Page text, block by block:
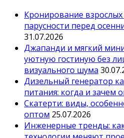
Кронирование
парусности перед
31.07.2026
Джапанди и мягкий
уютную гостиную без
визуального шума
Дизельный генератор
питания: когда и зачем
Скатерти: виды,
оптом 25.07.2026
Инженерные тренды: